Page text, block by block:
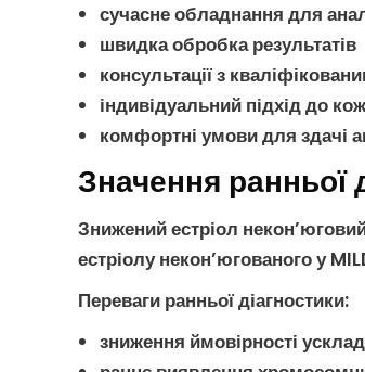
сучасне обладнання для
швидка обробка результатів
консультації з
індивідуальний підхід до
комфортні умови для здачі
Значення ранньої
Знижений естріол
естріолу некон’югованогоу
Переваги ранньої діагностики:
зниження ймовірності